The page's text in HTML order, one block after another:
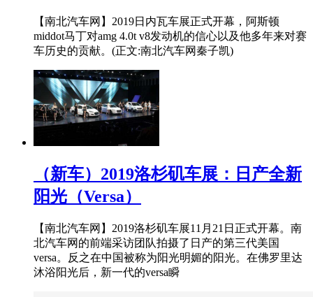
【南北汽车网】2019日内瓦车展正式开幕，阿斯顿
middot马丁对amg 4.0t v8发动机的信心以及他多年来对赛
车历史的贡献。(正文:南北汽车网秦子凯)
（新车）2019洛杉矶车展：日产全新
阳光（Versa）
【南北汽车网】2019洛杉矶车展11月21日正式开幕。南
北汽车网的前端采访团队拍摄了日产的第三代美国
versa。反之在中国被称为阳光明媚的阳光。在佛罗里达
沐浴阳光后，新一代的versa瞬